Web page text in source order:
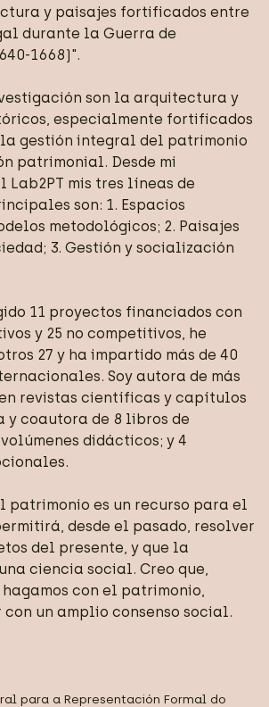
y paisajes fortificados entre
durante la Guerra de
1668)".
son la arquitectura y
especialmente fortificados
gestión integral del patrimonio
patrimonial. Desde mi
mis tres líneas de
son: 1. Espacios
metodológicos; 2. Paisajes
3. Gestión y socialización
11 proyectos financiados con
y 25 no competitivos, he
27 y ha impartido más de 40
Soy autora de más
revistas científicas y capítulos
y coautora de 8 libros de
didácticos; y 4
patrimonio es un recurso para el
desde el pasado, resolver
del presente, y que la
ciencia social. Creo que,
con el patrimonio,
un amplio consenso social.
para a Representación Formal do